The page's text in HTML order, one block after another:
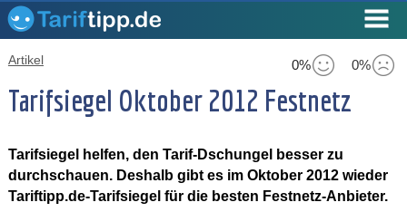
0% 0%
Artikel
Tarifsiegel Oktober 2012 Festnetz
Tarifsiegel helfen, den Tarif-Dschungel besser zu
durchschauen. Deshalb gibt es im Oktober 2012 wieder
Tariftipp.de-Tarifsiegel für die besten Festnetz-Anbieter.